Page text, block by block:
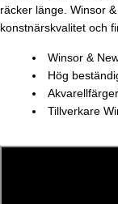
räcker länge. Winsor
konstnärskvalitet och
Winsor &
Hög
Tillverkare